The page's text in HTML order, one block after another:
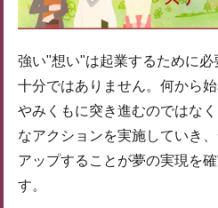
強い"想い"は起業するために
十分ではありません。何から
やみくもに突き進むのではな
なアクションを実施していき
アップすることが夢の実現を
す。